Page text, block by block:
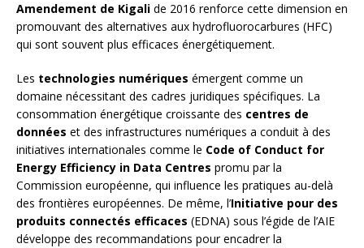
Amendement de Kigali de 2016 renforce cette dimension en
promouvant des alternatives aux hydrofluorocarbures (HFC)
qui sont souvent plus efficaces énergétiquement.
Les technologies numériques émergent comme un
domaine nécessitant des cadres juridiques spécifiques. La
consommation énergétique croissante des centres de
données et des infrastructures numériques a conduit à des
initiatives internationales comme le Code of Conduct for
Energy Efficiency in Data Centres promu par la
Commission européenne, qui influence les pratiques au-delà
des frontières européennes. De même, l’Initiative pour des
produits connectés efficaces (EDNA) sous l’égide de l’AIE
développe des recommandations pour encadrer la